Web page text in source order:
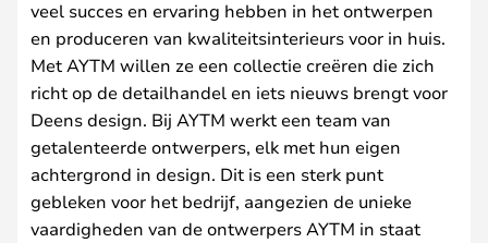
veel succes en ervaring hebben in het ontwerpen
en produceren van kwaliteitsinterieurs voor in huis.
Met AYTM willen ze een collectie creëren die zich
richt op de detailhandel en iets nieuws brengt voor
Deens design. Bij AYTM werkt een team van
getalenteerde ontwerpers, elk met hun eigen
achtergrond in design. Dit is een sterk punt
gebleken voor het bedrijf, aangezien de unieke
vaardigheden van de ontwerpers AYTM in staat